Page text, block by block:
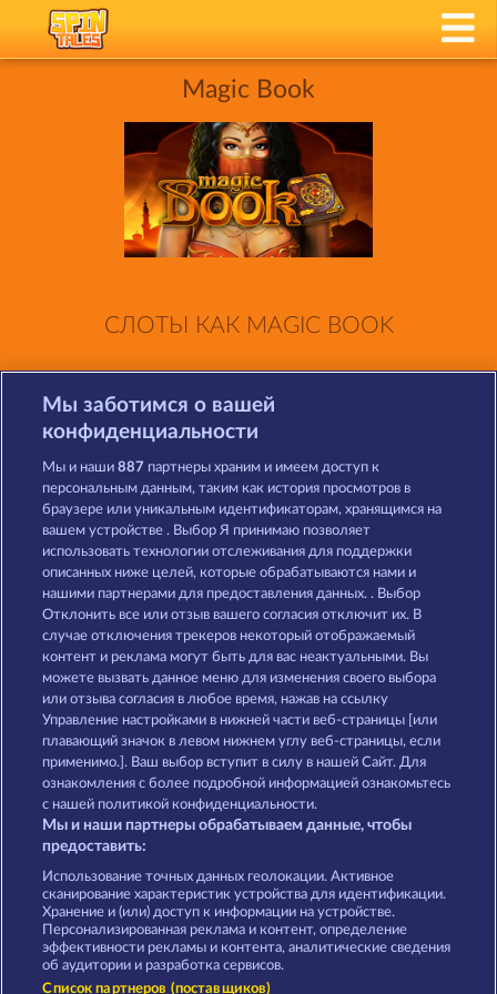
Magic Book
СЛОТЫ КАК MAGIC BOOK
Books and Bulls Book Of The Ages
Book of Romeo and Julia
Правила КОНФИДЕНЦИАЛЬНОСТЬ
О компании Компания
Партнерская программа
Отправить Запрос об Отказе
Мы заботимся о вашей
конфиденциальности
Мы и наши887 партнеры храним и имеем доступ к
персональным данным, таким как история просмотров в
браузере или уникальным идентификаторам, хранящимся на
вашем устройстве . Выбор Я принимаю позволяет
использовать технологии отслеживания для поддержки
описанных ниже целей, которые обрабатываются нами и
нашими партнерами для предоставления данных. . Выбор
Отклонить все или отзыв вашего согласия отключит их. В
случае отключения трекеров некоторый отображаемый
контент и реклама могут быть для вас неактуальными. Вы
можете вызвать данное меню для изменения своего выбора
или отзыва согласия в любое время, нажав на ссылку
Управление настройками в нижней части веб-страницы [или
плавающий значок в левом нижнем углу веб-страницы, если
применимо.]. Ваш выбор вступит в силу в нашей Сайт. Для
ознакомления с более подробной информацией ознакомьтесь
с нашей политикой конфиденциальности.
Мы и наши партнеры обрабатываем данные, чтобы
предоставить:
Использование точных данных геолокации. Активное
сканирование характеристик устройства для идентификации.
Хранение и (или) доступ к информации на устройстве.
Персонализированная реклама и контент, определение
эффективности рекламы и контента, аналитические сведения
об аудитории и разработка сервисов.
Список партнеров (поставщиков)